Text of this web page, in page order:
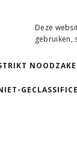
Deze
gebruiken,